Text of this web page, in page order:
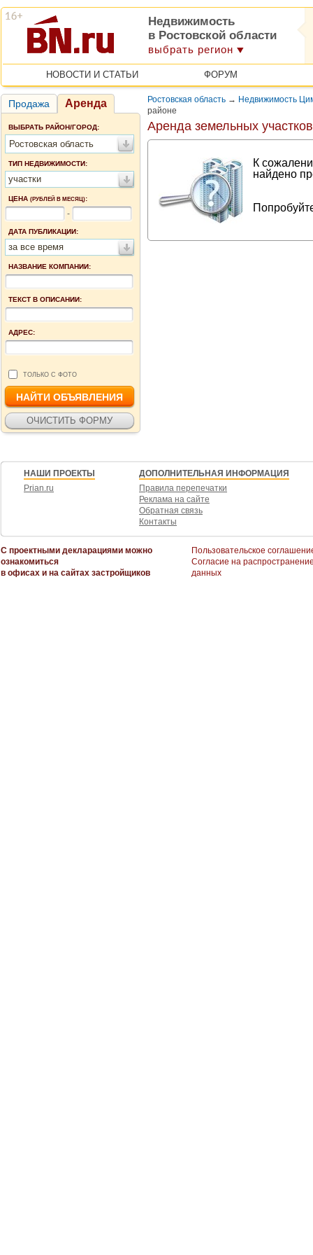
Недвижимость
в Ростовской области
выбрать регион
НОВОСТИ И СТАТЬИ ФОРУМ
Продажа Аренда
ВЫБРАТЬ РАЙОН/ГОРОД:
Ростовская область
ТИП НЕДВИЖИМОСТИ:
участки
ЦЕНА (РУБЛЕЙ В МЕСЯЦ):
-
ДАТА ПУБЛИКАЦИИ:
за все время
НАЗВАНИЕ КОМПАНИИ:
ТЕКСТ В ОПИСАНИИ:
АДРЕС:
ТОЛЬКО С ФОТО
Ростовская область → Недвижимость
районе
Аренда земельных
К
найдено
НАШИ ПРОЕКТЫ
Prian.ru
ДОПОЛНИТЕЛЬНАЯ ИНФОРМАЦИЯ
Правила перепечатки
Реклама на сайте
Обратная связь
Контакты
С проектными декларациями можно
ознакомиться
в офисах и на сайтах застройщиков
Пользовательское
Согласие на
данных